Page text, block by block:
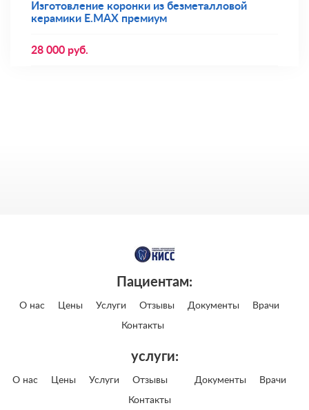
Изготовление коронки из безметалловой
керамики E.MAX премиум
28 000 руб.
Пациентам:
О нас Цены Услуги Отзывы Документы Врачи
Контакты
услуги:
О нас Цены Услуги Отзывы Документы Врачи
Контакты